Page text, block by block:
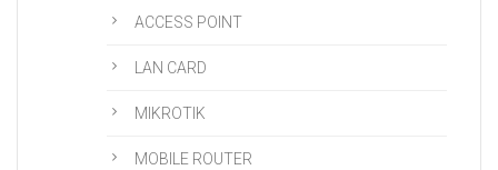
ACCESS POINT
LAN CARD
MIKROTIK
MOBILE ROUTER